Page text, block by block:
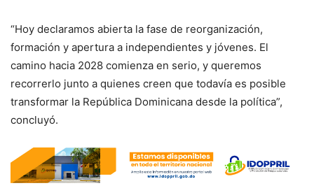
“Hoy declaramos abierta la fase de reorganización,
formación y apertura a independientes y jóvenes. El
camino hacia 2028 comienza en serio, y queremos
recorrerlo junto a quienes creen que todavía es posible
transformar la República Dominicana desde la política”,
concluyó.